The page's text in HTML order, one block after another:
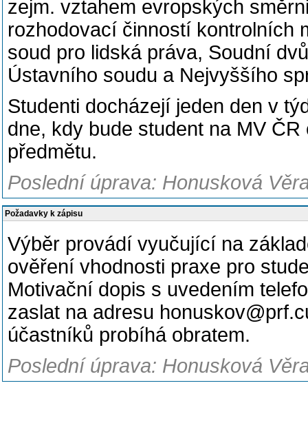
zejm. vztahem evropských
rozhodovací činností kontrolních
soud pro lidská práva, Soudní
Ústavního soudu a Nejvyššího
Studenti docházejí jeden den v
dne, kdy bude student na MV
předmětu.
Poslední úprava: Honusková
Požadavky k zápisu
Výběr provádí vyučující na
ověření vhodnosti praxe pro
Motivační dopis s uvedením
zaslat na adresu
účastníků probíhá obratem.
Poslední úprava: Honusková